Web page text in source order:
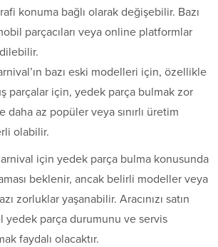
konuma bağlı olarak değişebilir. Bazı
parçacıları veya online platformlar
bazı eski modelleri için, özellikle
parçalar için, yedek parça bulmak zor
az popüler veya sınırlı üretim
olabilir.
için yedek parça bulma konusunda
beklenir, ancak belirli modeller veya
zorluklar yaşanabilir. Aracınızı satın
yedek parça durumunu ve servis
faydalı olacaktır.